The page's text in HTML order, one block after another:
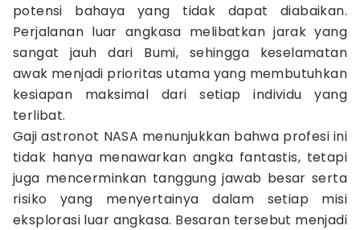
potensi bahaya yang tidak dapat diabaikan.
Perjalanan luar angkasa melibatkan jarak yang
sangat jauh dari Bumi, sehingga keselamatan
awak menjadi prioritas utama yang membutuhkan
kesiapan maksimal dari setiap individu yang
terlibat.
Gaji astronot NASA menunjukkan bahwa profesi ini
tidak hanya menawarkan angka fantastis, tetapi
juga mencerminkan tanggung jawab besar serta
risiko yang menyertainya dalam setiap misi
eksplorasi luar angkasa. Besaran tersebut menjadi